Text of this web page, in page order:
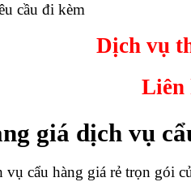
cầu đi kèm
Dịch vụ
Liên
giá dịch vụ
vụ cẩu hàng giá rẻ trọn gói